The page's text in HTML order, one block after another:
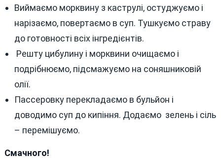
Виймаємо морквину з каструлі, остуджуємо і
нарізаємо, повертаємо в суп. Тушкуємо страву
до готовності всіх інгредієнтів.
Решту цибулину і морквини очищаємо і
подрібнюємо, підсмажуємо на соняшниковій
олії.
Пассеровку перекладаємо в бульйон і
доводимо суп до кипіння. Додаємо зелень і сіль
– перемішуємо.
Смачного!